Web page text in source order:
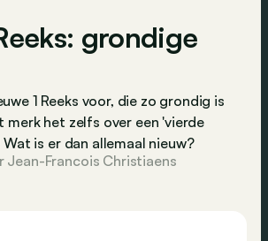
grondige
1 Reeks voor, die zo grondig is
merk het zelfs over een 'vierde
is er dan allemaal nieuw?
Jean-Francois Christiaens